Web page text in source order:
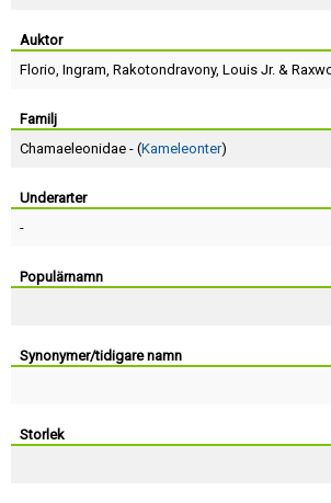
Auktor
Florio, Ingram, Rakotondravony, Louis Jr. &
Familj
Chamaeleonidae - (Kameleonter)
Underarter
-
Populärnamn
Synonymer/tidigare namn
Storlek